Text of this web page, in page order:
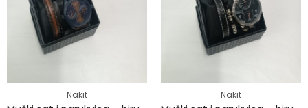
Nakit Nakit